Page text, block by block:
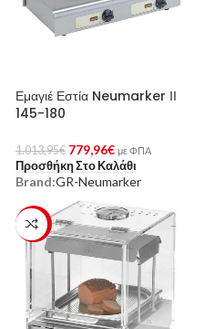
Εμαγιέ Εστία Neumarker ΙΙ
145-180
1.013,95€ 779,96€ με ΦΠΑ
Προσθήκη Στο Καλάθι
Brand:GR-Neumarker
-23%